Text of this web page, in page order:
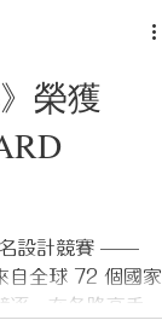
榮獲
名設計競賽 ——
自全球 72 個國家
，在各路高手的